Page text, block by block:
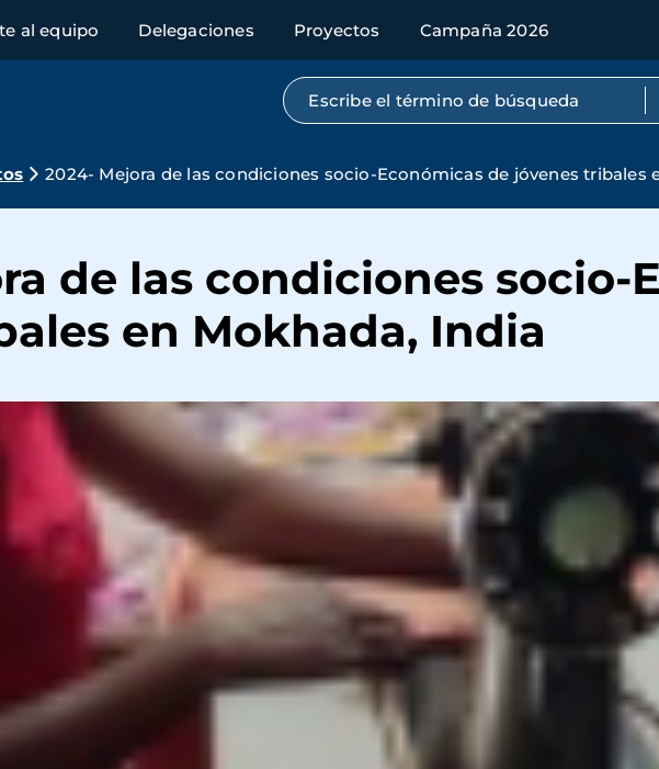
al equipo Delegaciones Proyectos Campaña 2026
Búsqueda por texto completo
2024- Mejora de las condiciones socio-Económicas de jóvenes tribales
de las condiciones socio-
en Mokhada, India